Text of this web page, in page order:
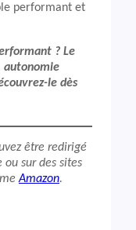
performant et
? Le
autonomie
le dès
être redirigé
ou sur des sites
Amazon.